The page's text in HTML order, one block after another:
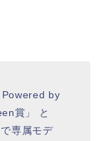
Powered by
賞」 と
専属モデ